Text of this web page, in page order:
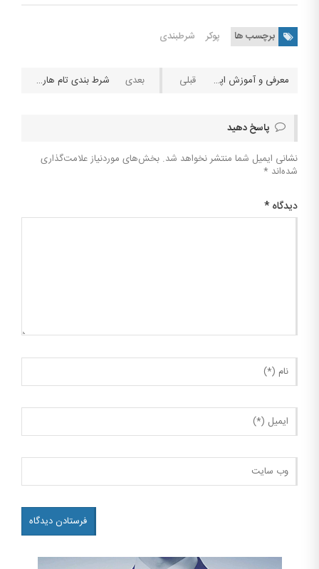
برچسب ها پوکر شرطبندی
معرفی و آموزش اپلیکیشن های آنالیز در شرط بندی ورزشی شرط بندی تام هاردی و لئوناردو دی کاپریو
پاسخ دهید
نشانی ایمیل شما منتشر نخواهد شد. بخش‌های موردنیاز علامت‌گذاری
شده‌اند *
دیدگاه *